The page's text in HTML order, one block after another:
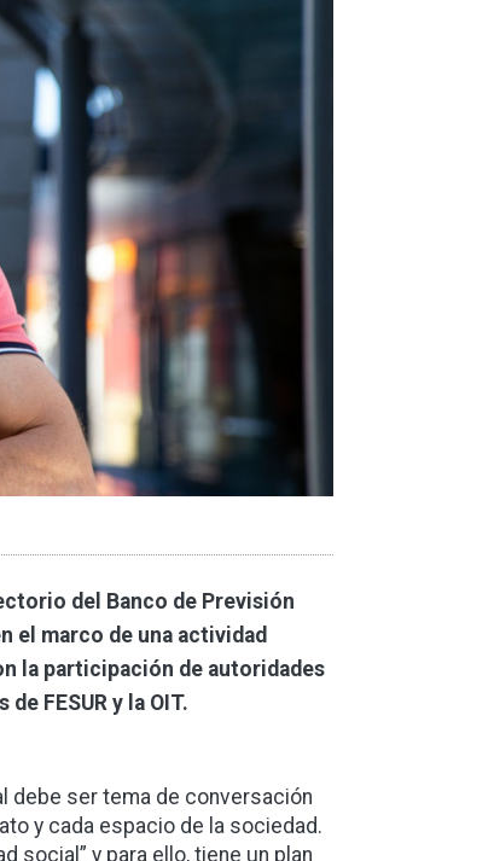
del Banco de Previsión
el marco de una actividad
la participación de autoridades
FESUR y la OIT.
debe ser tema de conversación
y cada espacio de la sociedad.
social” y para ello, tiene un plan